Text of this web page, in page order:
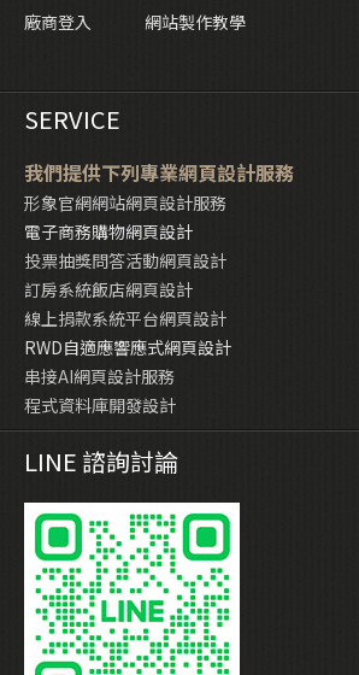
廠商登入
網站製作教學
SERVICE
我們提供下列專業網頁設計服務
形象官網網站網頁設計服務
電子商務購物網頁設計
投票抽獎問答活動網頁設計
訂房系統飯店網頁設計
線上捐款系統平台網頁設計
RWD自適應響應式網頁設計
串接AI網頁設計服務
程式資料庫開發設計
LINE 諮詢討論